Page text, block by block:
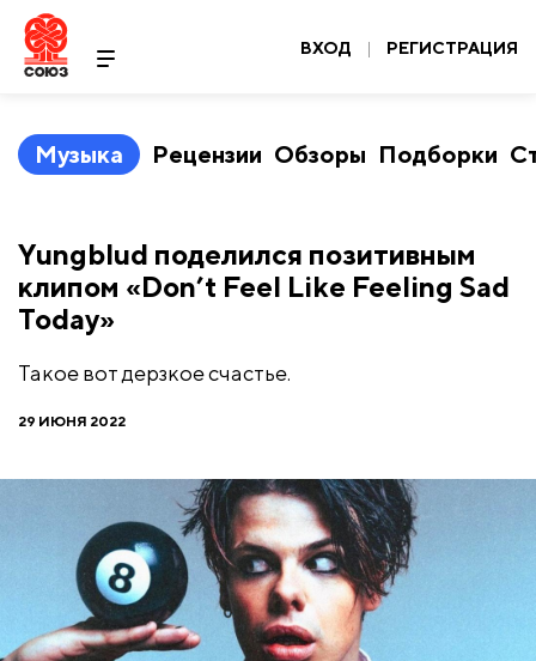
ВХОД | РЕГИСТРАЦИЯ
Музыка Рецензии Обзоры Подборки
Yungblud поделился позитивным
клипом «Don’t Feel Like Feeling Sad
Today»
Такое вот дерзкое счастье.
29 ИЮНЯ 2022